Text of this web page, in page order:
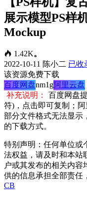
展示模型PS样
Mockup
1.42K。
2022-10-11 陈小二 已收
该资源免费下载
百度网盘nm1g阿里云盘
补充说明：
百度网盘
符)，点击即可复制；
部分文件格式无法显示
的下载方式。
特别声明：任何单位或
法权益，请及时和本站
户或其发布的相关内容
供的信息承担全部责任
CB